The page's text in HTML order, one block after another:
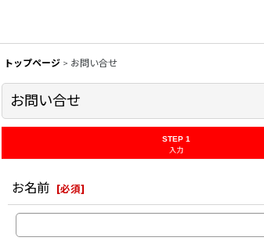
トップページ > お問い合せ
お問い合せ
STEP 1
入力
お名前 [必須]